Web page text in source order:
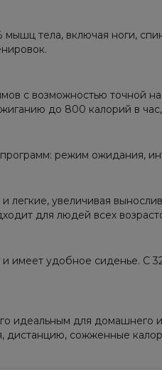
тела, включая ноги,
с возможностью точной
до 800 калорий в
режим ожидания,
легкие, увеличивая
для людей всех
имеет удобное сиденье. С
идеальным для
дистанцию, сожженные